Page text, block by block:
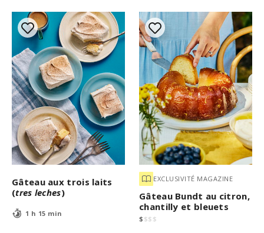
Gâteau aux trois laits
(tres leches)
1 h 15 min
EXCLUSIVITÉ MAGAZINE
Gâteau Bundt au citron,
chantilly et bleuets
$ $$ $